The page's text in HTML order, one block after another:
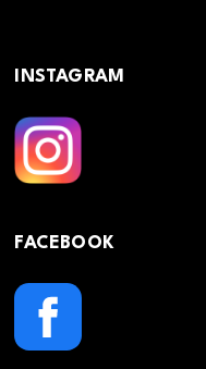
INSTAGRAM
FACEBOOK